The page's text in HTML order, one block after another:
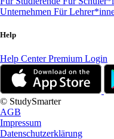
Unternehmen Für
Help
Help CenterPremium Login
© StudySmarter
AGB
Impressum
Datenschutzerklärung